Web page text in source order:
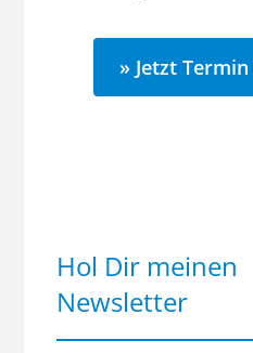
» Jetzt
Hol Dir meinen
Newsletter